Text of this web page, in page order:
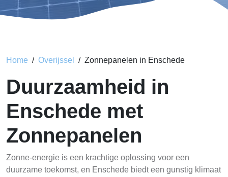
Home Overijssel Zonnepanelen in Enschede
Duurzaamheid in
Enschede met
Zonnepanelen
Zonne-energie is een krachtige oplossing voor een
duurzame toekomst, en Enschede biedt een gunstig klimaat